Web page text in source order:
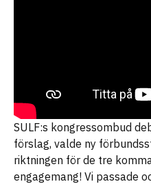
SULF:s kongressombud
förslag, valde ny
riktningen för de tre
engagemang! Vi passade